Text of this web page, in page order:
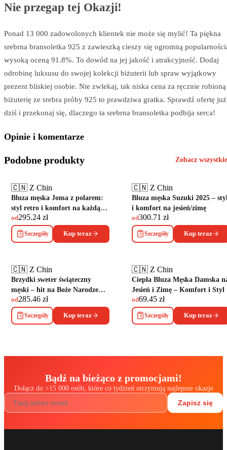
Nie przegap tej Okazji!
Ponad 13 000 zadowolonych klientek nie może się mylić! Ta piękna
srebrna bransoletka 925 z zawieszką cieszy się ogromną
wysoką oceną 91.8%. To dowód na jej jakość i atrakcyjność. Dodaj
odrobinę luksusu do swojej kolekcji biżuterii lub spraw wyjątkowy
prezent bliskiej osobie. Nie zwlekaj, tak niska cena za ręcznie robioną
biżuterię ze srebra próby 925 to prawdziwa gratka. Sprawdź ofertę już
dziś i przekonaj się, dlaczego ta srebrna bransoletka podbija serca!
Opinie i komentarze
Podobne produkty Zobacz
🇨🇳 Z Chin
Bluza męska Joma z polarem:
styl retro i komfort na każdą
pogodę
od295.24 zł
Szczegóły Kup teraz
🇨🇳 Z Chin
Bluza męska Suzuki 2025 –
i komfort na jesień/zimę
od300.71 zł
Szczegóły Kup teraz
🇨🇳 Z Chin
Brzydki sweter świąteczny
męski – hit na Boże Narodzenie
2026!
od285.46 zł
Szczegóły Kup teraz
🇨🇳 Z Chin
Ciepła Bluza Męska Damska
Jesień i Zimę – Komfort i Styl
od69.45zł
Szczegóły Kup teraz
Bądź na bieżąco z promocjami!
Dołącz do >15 000 osób, które co tydzień otrzymują najlepsze okazje
Zapisz się